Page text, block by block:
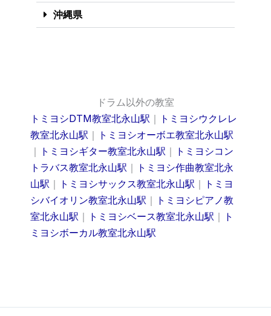
沖縄県
ドラム以外の教室
トミヨシDTM教室北永山駅 ｜ トミヨシウクレレ
教室北永山駅 ｜ トミヨシオーボエ教室北永山駅
｜ トミヨシギター教室北永山駅 ｜ トミヨシコン
トラバス教室北永山駅 ｜ トミヨシ作曲教室北永
山駅 ｜ トミヨシサックス教室北永山駅 ｜ トミヨ
シバイオリン教室北永山駅 ｜ トミヨシピアノ教
室北永山駅 ｜ トミヨシベース教室北永山駅 ｜ ト
ミヨシボーカル教室北永山駅